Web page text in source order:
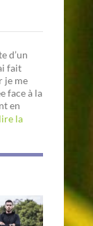
d’un
fait
je me
face à la
en
lire la